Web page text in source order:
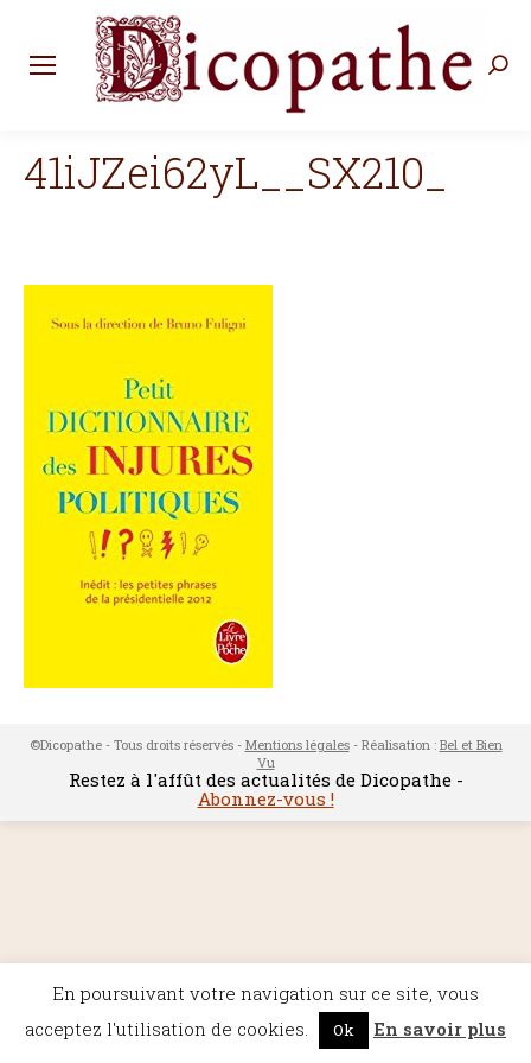
41iJZei62yL__SX210_
©Dicopathe - Tous droits réservés - Mentions légales- Réalisation : Bel et Bien
Vu
Restez à l'affût des actualités de Dicopathe -
Abonnez-vous !
En poursuivant votre navigation sur ce site, vous
acceptez l'utilisation de cookies.
Ok En savoir plus